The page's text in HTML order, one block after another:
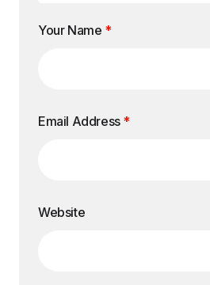
Your Name *
Email Address *
Website